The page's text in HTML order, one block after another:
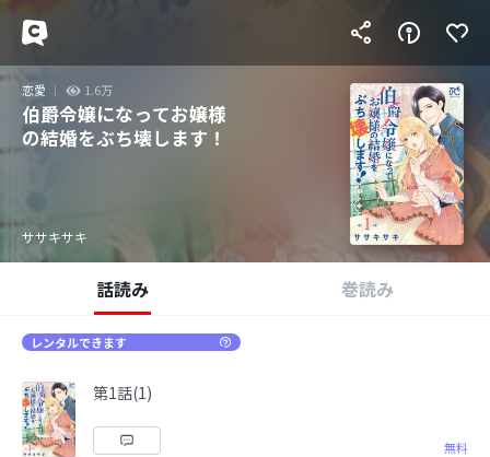
恋愛 1.6万
伯爵令嬢になってお嬢様
の結婚をぶち壊します！
ササキサキ
話読み 巻読み
レンタルできます
第1話(1)
無料